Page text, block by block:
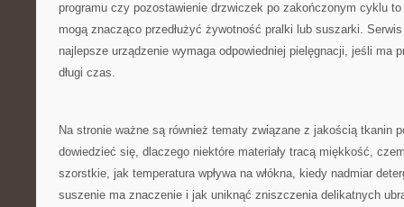
programu czy pozostawienie drzwiczek po zakończonym cyklu to
mogą znacząco przedłużyć żywotność pralki lub suszarki.
najlepsze urządzenie wymaga odpowiedniej pielęgnacji, jeśli ma
długi czas.
Na stronie ważne są również tematy związane z jakością tkanin
dowiedzieć się, dlaczego niektóre materiały tracą miękkość,
szorstkie, jak temperatura wpływa na włókna, kiedy nadmiar
suszenie ma znaczenie i jak uniknąć zniszczenia delikatnych